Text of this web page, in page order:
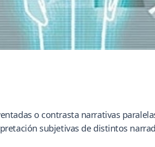
o contrasta narrativas
subjetivas de distintos